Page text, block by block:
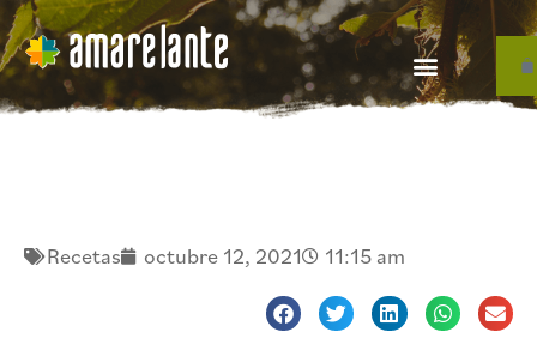
Recetas octubre 12, 2021 11:15 am